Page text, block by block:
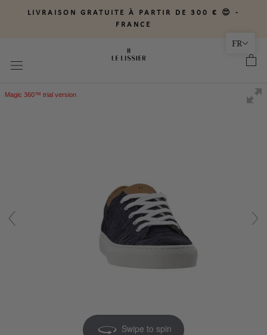
LIVRAISON GRATUITE À PARTIR DE 300 € 😍 -
FRANCE
Magic 360™ trial version
Swipe to spin
FR